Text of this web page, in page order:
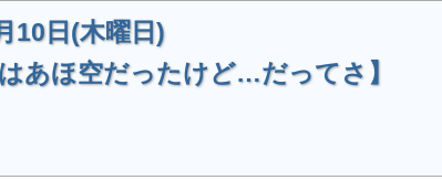
10日(木曜日)
はあほ空だったけど…だってさ】